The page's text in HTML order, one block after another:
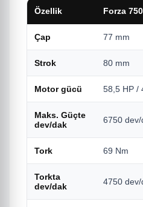
Özellik Forza 750
Çap 77 mm
Strok 80 mm
Motor gücü 58,5 HP /
Maks. Güçte
dev/dak
6750 dev/
Tork 69 Nm
Torkta
dev/dak
4750 dev/